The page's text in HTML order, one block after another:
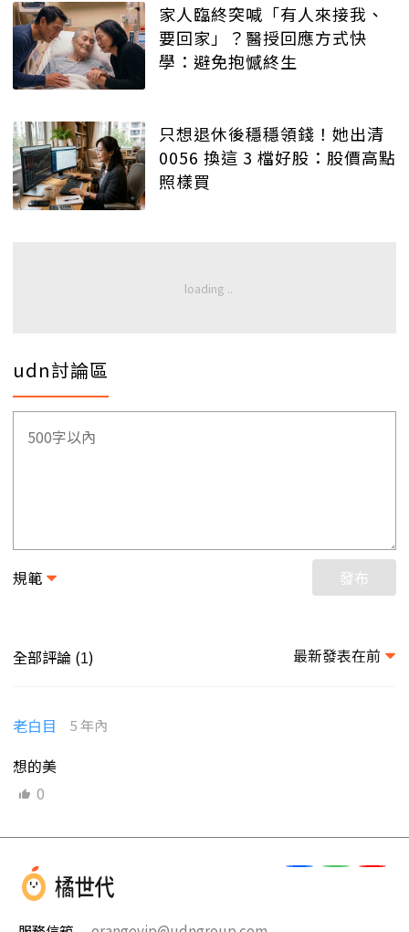
家人臨終突喊「有人來接我、
要回家」？醫授回應方式快
學：避免抱憾終生
只想退休後穩穩領錢！她出清
0056 換這 3 檔好股：股價高點
照樣買
udn討論區
規範 發布
全部評論 (1) 最新發表在前
老白目 5 年內
想的美
0